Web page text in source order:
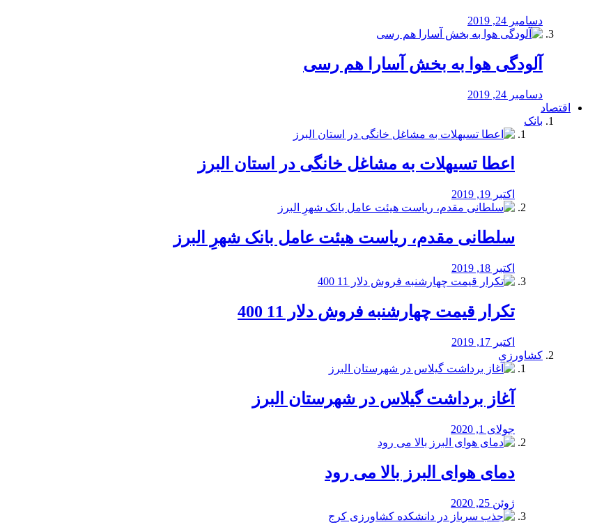
دسامبر 24, 2019
آلودگی هوا به بخش آسارا هم رسی
دسامبر 24, 2019
اقتصاد
بانک
️اعطا تسیهلات به مشاغل خانگی در استان البرز
اکتبر 19, 2019
سلطانی مقدم، ریاست هیئت عامل بانک شهرِ البرز
اکتبر 18, 2019
تکرار قیمت چهارشنبه فروش دلار 11 400
اکتبر 17, 2019
کشاورزی
آغاز برداشت گیلاس در شهرستان البرز
جولای 1, 2020
دمای هوای البرز بالا می رود
ژوئن 25, 2020